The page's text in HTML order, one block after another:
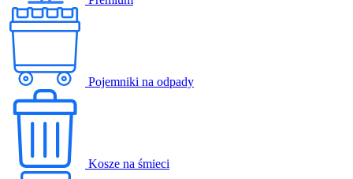
Pojemniki na odpady
Kosze na śmieci